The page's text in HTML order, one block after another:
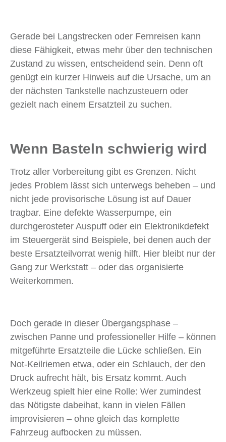
Gerade bei Langstrecken oder Fernreisen kann
diese Fähigkeit, etwas mehr über den technischen
Zustand zu wissen, entscheidend sein. Denn oft
genügt ein kurzer Hinweis auf die Ursache, um an
der nächsten Tankstelle nachzusteuern oder
gezielt nach einem Ersatzteil zu suchen.
Wenn Basteln schwierig wird
Trotz aller Vorbereitung gibt es Grenzen. Nicht
jedes Problem lässt sich unterwegs beheben – und
nicht jede provisorische Lösung ist auf Dauer
tragbar. Eine defekte Wasserpumpe, ein
durchgerosteter Auspuff oder ein Elektronikdefekt
im Steuergerät sind Beispiele, bei denen auch der
beste Ersatzteilvorrat wenig hilft. Hier bleibt nur der
Gang zur Werkstatt – oder das organisierte
Weiterkommen.
Doch gerade in dieser Übergangsphase –
zwischen Panne und professioneller Hilfe – können
mitgeführte Ersatzteile die Lücke schließen. Ein
Not-Keilriemen etwa, oder ein Schlauch, der den
Druck aufrecht hält, bis Ersatz kommt. Auch
Werkzeug spielt hier eine Rolle: Wer zumindest
das Nötigste dabeihat, kann in vielen Fällen
improvisieren – ohne gleich das komplette
Fahrzeug aufbocken zu müssen.